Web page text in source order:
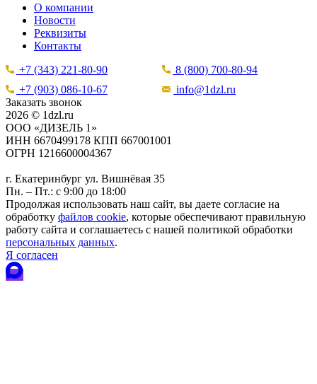
О компании
Новости
Реквизиты
Контакты
+7 (343) 221-80-90
8 (800) 700-80-94
+7 (903) 086-10-67
info@1dzl.ru
Заказать звонок
2026 © 1dzl.ru
ООО «ДИЗЕЛЬ 1»
ИНН 6670499178 КПП 667001001
ОГРН 1216600004367
г. Екатеринбург ул. Вишнёвая 35
Пн. – Пт.: с 9:00 до 18:00
Продолжая использовать наш сайт, вы даете согласие на
обработку файлов cookie, которые обеспечивают правильную
работу сайта и соглашаетесь с нашей политикой обработки
персональных данных.
Я согласен